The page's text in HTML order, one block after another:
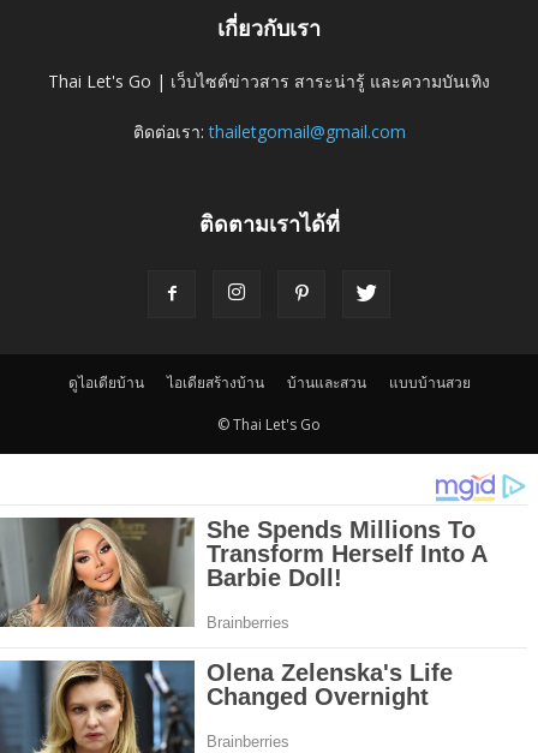
เกี่ยวกับเรา
Thai Let's Go | เว็บไซต์ข่าวสาร สาระน่ารู้ และความบันเทิง
ติดต่อเรา:thailetgomail@gmail.com
ติดตามเราได้ที่
ดูไอเดียบ้าน ไอเดียสร้างบ้าน บ้านและสวน แบบบ้านสวย
© Thai Let's Go